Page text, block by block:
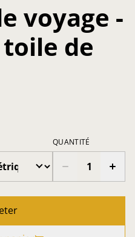
voyage -
de
QUANTITÉ